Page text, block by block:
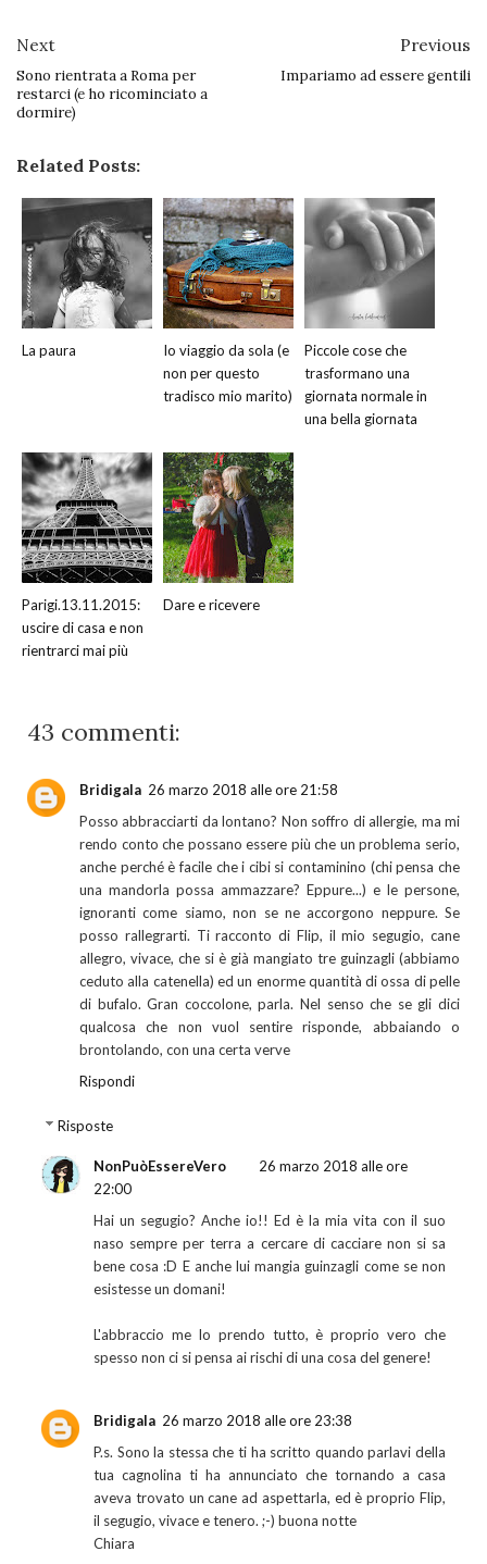
Next
Sono rientrata a Roma per
restarci (e ho ricominciato a
dormire)
Previous
Impariamo ad essere gentili
Related Posts:
La paura
Io viaggio da sola (e
non per questo
tradisco mio marito)
Piccole cose che
trasformano una
giornata normale in
una bella giornata
Parigi.13.11.2015:
uscire di casa e non
rientrarci mai più
Dare e ricevere
43 commenti:
Bridigala 26 marzo 2018 alle ore 21:58
Posso abbracciarti da lontano? Non soffro di allergie, ma mi
rendo conto che possano essere più che un problema serio,
anche perché è facile che i cibi si contaminino (chi pensa che
una mandorla possa ammazzare? Eppure...) e le persone,
ignoranti come siamo, non se ne accorgono neppure. Se
posso rallegrarti. Ti racconto di Flip, il mio segugio, cane
allegro, vivace, che si è già mangiato tre guinzagli (abbiamo
ceduto alla catenella) ed un enorme quantità di ossa di pelle
di bufalo. Gran coccolone, parla. Nel senso che se gli dici
qualcosa che non vuol sentire risponde, abbaiando o
brontolando, con una certa verve
Rispondi
Risposte
NonPuòEssereVero
26 marzo 2018 alle ore
22:00
Hai un segugio? Anche io!! Ed è la mia vita con il suo
naso sempre per terra a cercare di cacciare non si sa
bene cosa :D E anche lui mangia guinzagli come se non
esistesse un domani!
L'abbraccio me lo prendo tutto, è proprio vero che
spesso non ci si pensa ai rischi di una cosa del genere!
Bridigala 26 marzo 2018 alle ore 23:38
P.s. Sono la stessa che ti ha scritto quando parlavi della
tua cagnolina ti ha annunciato che tornando a casa
aveva trovato un cane ad aspettarla, ed è proprio Flip,
il segugio, vivace e tenero. ;-) buona notte
Chiara